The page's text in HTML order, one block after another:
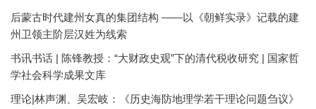
后蒙古时代建州女真的集团结构 ——以《朝鲜实录》记载的建
州卫领主阶层汉姓为线索
书讯书话 | 陈锋教授：“大财政史观”下的清代税收研究 | 国家哲
学社会科学成果文库
理论|林声渊、吴宏岐：《历史海防地理学若干理论问题刍议》